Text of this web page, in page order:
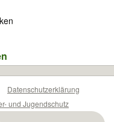
Datenschutzerklärung
und Jugendschutz